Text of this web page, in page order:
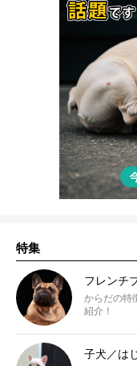
特集
フレンチ
からだの特
紹介！
子犬／は